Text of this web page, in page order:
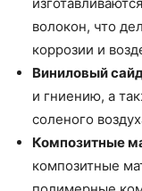
волокон, что
коррозии и
Виниловый
и гниению, а
соленого
Композитные
композитные